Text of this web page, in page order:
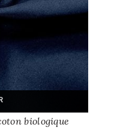
biologique